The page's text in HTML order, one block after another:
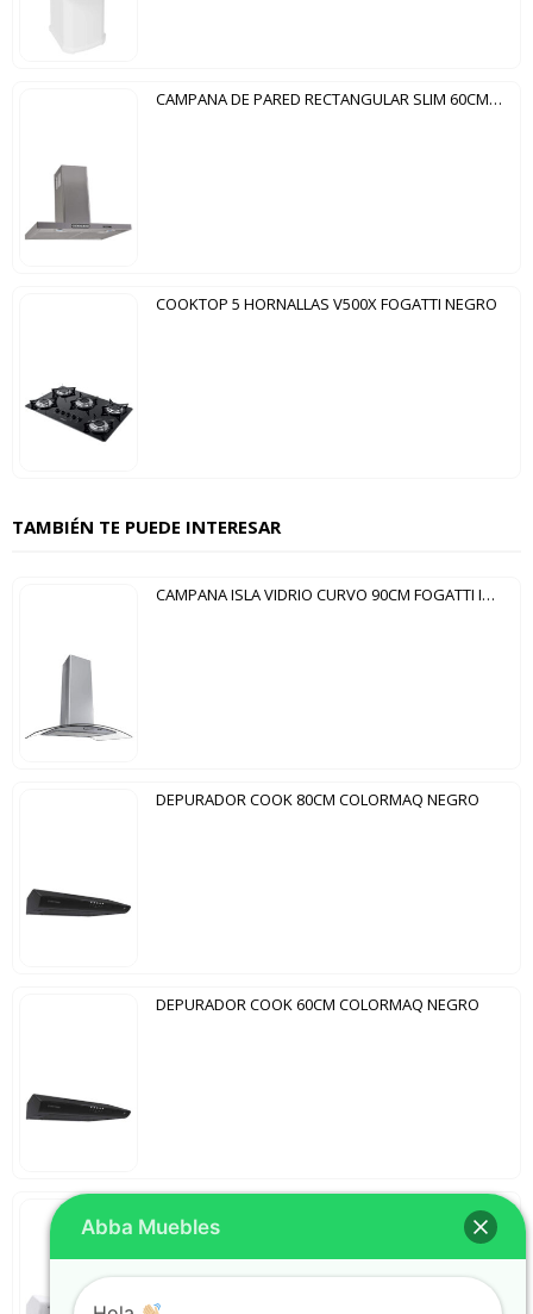
CAMPANA DE PARED RECTANGULAR SLIM 60CM FOGATTI INOX
COOKTOP 5 HORNALLAS V500X FOGATTI NEGRO
TAMBIÉN TE PUEDE INTERESAR
CAMPANA ISLA VIDRIO CURVO 90CM FOGATTI INOX
DEPURADOR COOK 80CM COLORMAQ NEGRO
DEPURADOR COOK 60CM COLORMAQ NEGRO
DEPURADOR COOK 80CM COLORMAQ BLANCO
Abba Muebles